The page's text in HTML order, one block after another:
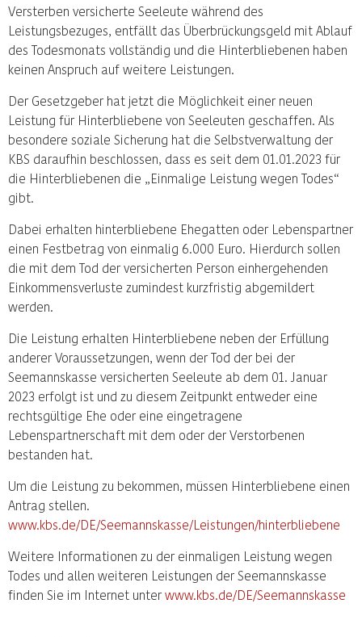
Versterben versicherte Seeleute während des
Leistungsbezuges, entfällt das Überbrückungsgeld mit Ablauf
des Todesmonats vollständig und die Hinterbliebenen haben
keinen Anspruch auf weitere Leistungen.
Der Gesetzgeber hat jetzt die Möglichkeit einer neuen
Leistung für Hinterbliebene von Seeleuten geschaffen. Als
besondere soziale Sicherung hat die Selbstverwaltung der
KBS daraufhin beschlossen, dass es seit dem 01.01.2023 für
die Hinterbliebenen die „Einmalige Leistung wegen Todes“
gibt.
Dabei erhalten hinterbliebene Ehegatten oder Lebenspartner
einen Festbetrag von einmalig 6.000 Euro. Hierdurch sollen
die mit dem Tod der versicherten Person einhergehenden
Einkommensverluste zumindest kurzfristig abgemildert
werden.
Die Leistung erhalten Hinterbliebene neben der Erfüllung
anderer Voraussetzungen, wenn der Tod der bei der
Seemannskasse versicherten Seeleute ab dem 01. Januar
2023 erfolgt ist und zu diesem Zeitpunkt entweder eine
rechtsgültige Ehe oder eine eingetragene
Lebenspartnerschaft mit dem oder der Verstorbenen
bestanden hat.
Um die Leistung zu bekommen, müssen Hinterbliebene einen
Antrag stellen.
www.kbs.de/DE/Seemannskasse/Leistungen/hinterbliebene
Weitere Informationen zu der einmaligen Leistung wegen
Todes und allen weiteren Leistungen der Seemannskasse
finden Sie im Internet unter www.kbs.de/DE/Seemannskasse